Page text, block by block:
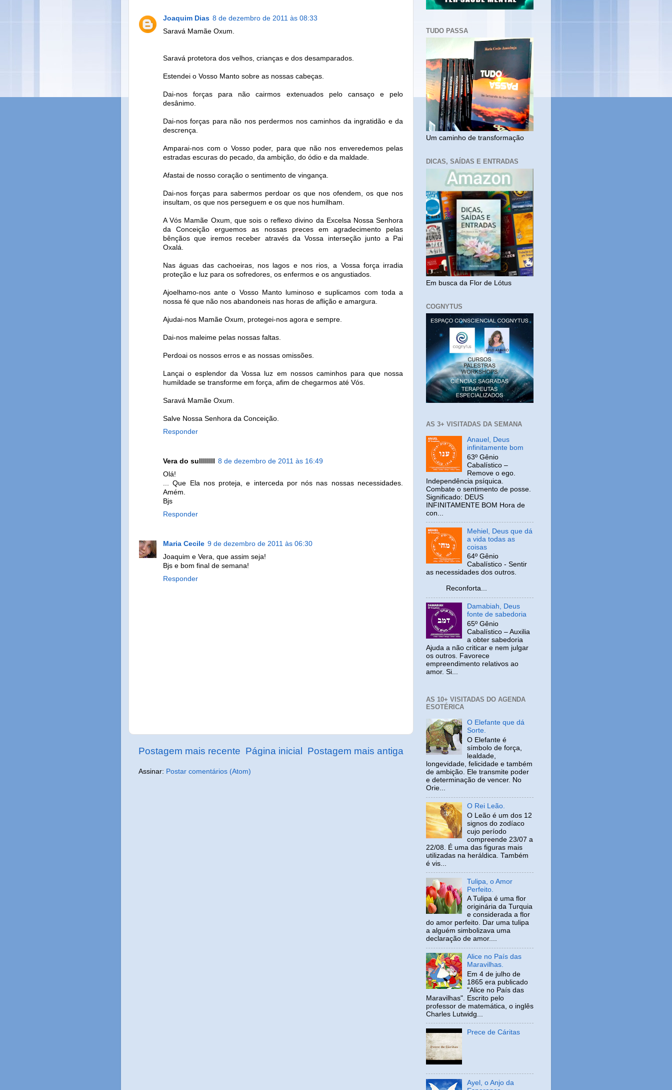
Joaquim Dias 8 de dezembro de 2011 às 08:33
Saravá Mamãe Oxum.
Saravá protetora dos velhos, crianças e dos desamparados.
Estendei o Vosso Manto sobre as nossas cabeças.
Dai-nos forças para não cairmos extenuados pelo cansaço e pelo
desânimo.
Dai-nos forças para não nos perdermos nos caminhos da ingratidão e da
descrença.
Amparai-nos com o Vosso poder, para que não nos enveredemos pelas
estradas escuras do pecado, da ambição, do ódio e da maldade.
Afastai de nosso coração o sentimento de vingança.
Dai-nos forças para sabermos perdoar os que nos ofendem, os que nos
insultam, os que nos perseguem e os que nos humilham.
A Vós Mamãe Oxum, que sois o reflexo divino da Excelsa Nossa Senhora
da Conceição erguemos as nossas preces em agradecimento pelas
bênçãos que iremos receber através da Vossa interseção junto a Pai
Oxalá.
Nas águas das cachoeiras, nos lagos e nos rios, a Vossa força irradia
proteção e luz para os sofredores, os enfermos e os angustiados.
Ajoelhamo-nos ante o Vosso Manto luminoso e suplicamos com toda a
nossa fé que não nos abandoneis nas horas de aflição e amargura.
Ajudai-nos Mamãe Oxum, protegei-nos agora e sempre.
Dai-nos maleime pelas nossas faltas.
Perdoai os nossos erros e as nossas omissões.
Lançai o esplendor da Vossa luz em nossos caminhos para que nossa
humildade se transforme em força, afim de chegarmos até Vós.
Saravá Mamãe Oxum.
Salve Nossa Senhora da Conceição.
Responder
Vera do sullllllll
8 de dezembro de 2011 às 16:49
Olá!
... Que Ela nos proteja, e interceda por nós nas nossas necessidades.
Amém.
Bjs
Responder
Maria Cecile 9 de dezembro de 2011 às 06:30
Joaquim e Vera, que assim seja!
Bjs e bom final de semana!
Responder
Postagem mais recente Postagem mais antiga
Página inicial
Assinar: Postar comentários (Atom)
TUDO PASSA
Um caminho de transformação
DICAS, SAÍDAS E ENTRADAS
Em busca da Flor de Lótus
COGNYTUS
AS 3+ VISITADAS DA SEMANA
Anauel, Deus
infinitamente bom
63º Gênio
Cabalístico –
Remove o ego.
Independência psíquica.
Combate o sentimento de posse.
Significado: DEUS
INFINITAMENTE BOM Hora de
con...
Mehiel, Deus que dá
a vida todas as
coisas
64º Gênio
Cabalístico - Sentir
as necessidades dos outros.
Reconforta...
Damabiah, Deus
fonte de sabedoria
65º Gênio
Cabalístico – Auxilia
a obter sabedoria
Ajuda a não criticar e nem julgar
os outros. Favorece
empreendimento relativos ao
amor. Si...
AS 10+ VISITADAS DO AGENDA
ESOTÉRICA
O Elefante que dá
Sorte.
O Elefante é
símbolo de força,
lealdade,
longevidade, felicidade e também
de ambição. Ele transmite poder
e determinação de vencer. No
Orie...
O Rei Leão.
O Leão é um dos 12
signos do zodíaco
cujo período
compreende 23/07 a
22/08. É uma das figuras mais
utilizadas na heráldica. Também
é vis...
Tulipa, o Amor
Perfeito.
A Tulipa é uma flor
originária da Turquia
e considerada a flor
do amor perfeito. Dar uma tulipa
a alguém simbolizava uma
declaração de amor....
Alice no País das
Maravilhas.
Em 4 de julho de
1865 era publicado
"Alice no País das
Maravilhas". Escrito pelo
professor de matemática, o inglês
Charles Lutwidg...
Prece de Cáritas
Ayel, o Anjo da